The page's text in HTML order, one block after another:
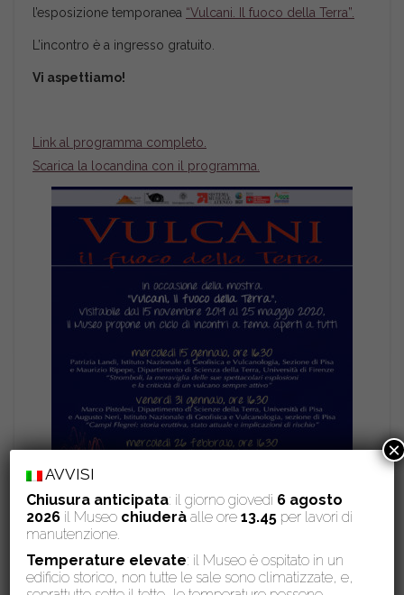
l’esposizione temporanea “Vulcani. Il fuoco della Terra”.
L’incontro è a ingresso gratuito.
Vi aspettiamo!
Link al programma completo.
Scarica la locandina con il programma.
AVVISI
Chiusura anticipata: il giorno giovedì 6 agosto
2026 il Museo chiuderà alle ore 13.45 per lavori di
manutenzione.
Temperature elevate: il Museo è ospitato in un
edificio storico, non tutte le sale sono climatizzate, e,
×